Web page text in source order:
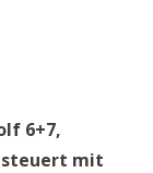
6+7,
mit